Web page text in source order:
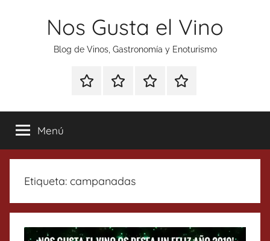
Nos Gusta el Vino
Blog de Vinos, Gastronomía y Enoturismo
Especial
Tonics
Enoturismo
Gastronomía
RankingContacto
Menú
Etiqueta: campanadas